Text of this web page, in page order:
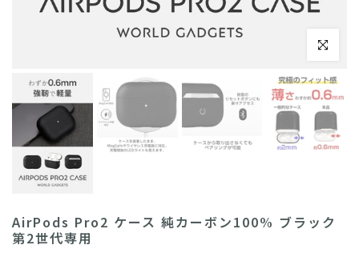
クリック
AirPods Pro2 ケース 純カーボン100% ブラック
第2世代専用